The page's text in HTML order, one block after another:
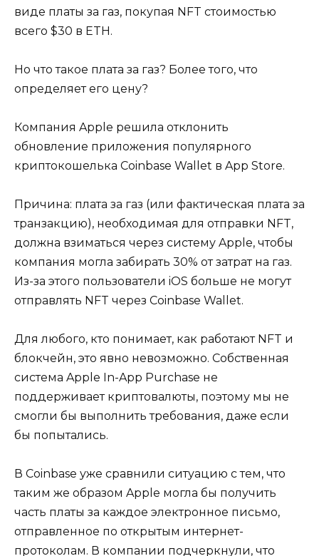
виде платы за газ, покупая NFT стоимостью
всего $30 в ETH.
Но что такое плата за газ? Более того, что
определяет его цену?
Компания Apple решила отклонить
обновление приложения популярного
криптокошелька Coinbase Wallet в App Store.
Причина: плата за газ (или фактическая плата за
транзакцию), необходимая для отправки NFT,
должна взиматься через систему Apple, чтобы
компания могла забирать 30% от затрат на газ.
Из-за этого пользователи iOS больше не могут
отправлять NFT через Coinbase Wallet.
Для любого, кто понимает, как работают NFT и
блокчейн, это явно невозможно. Собственная
система Apple In-App Purchase не
поддерживает криптовалюты, поэтому мы не
смогли бы выполнить требования, даже если
бы попытались.
В Coinbase уже сравнили ситуацию с тем, что
таким же образом Apple могла бы получить
часть платы за каждое электронное письмо,
отправленное по открытым интернет-
протоколам. В компании подчеркнули, что